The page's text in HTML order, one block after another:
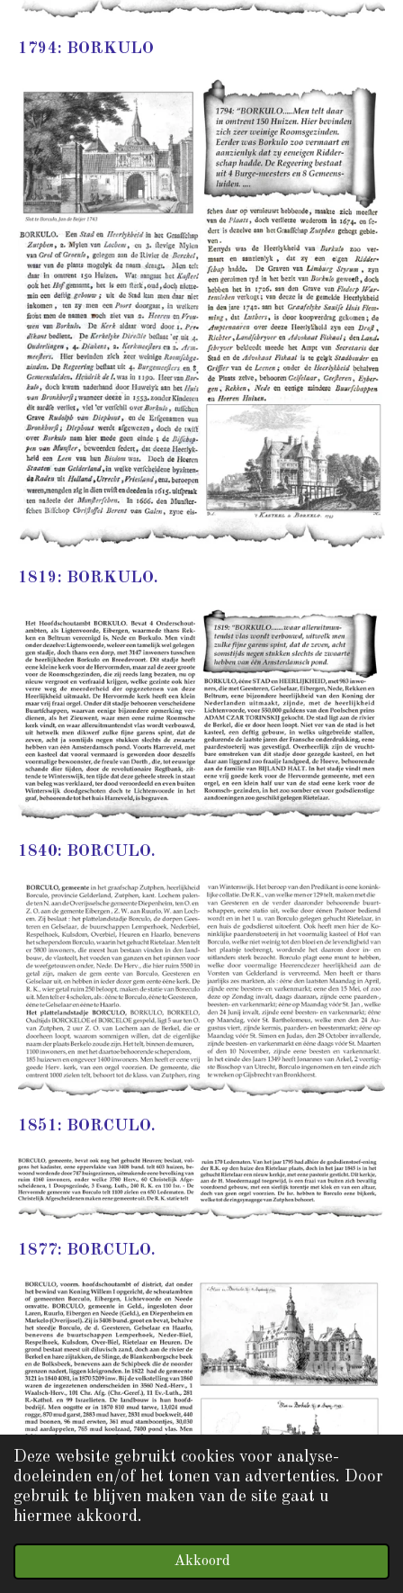
Deze website gebruikt cookies voor analyse-
doeleinden en/of het tonen van advertenties. Door
gebruik te blijven maken van de site gaat u
hiermee akkoord.
Akkoord
1794: BORKULO
1819: BORKULO.
1840: BORCULO.
1851: BORCULO.
1877: BORCULO.